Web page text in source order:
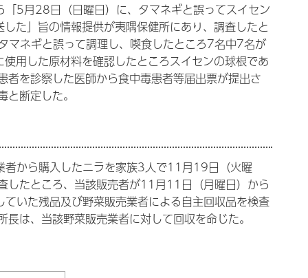
5月28日（日曜日）に、タマネギと誤ってスイセン
た」旨の情報提供が夷隅保健所にあり、調査したと
マネギと誤って調理し、喫食したところ7名中7名が
用した原材料を確認したところスイセンの球根であ
を診察した医師から食中毒患者等届出票が提出さ
断定した。
から購入したニラを家族3人で11月19日（火曜
したところ、当該販売者が11月11日（月曜日）から
いた残品及び野菜販売業者による自主回収品を検査
は、当該野菜販売業者に対して回収を命じた。